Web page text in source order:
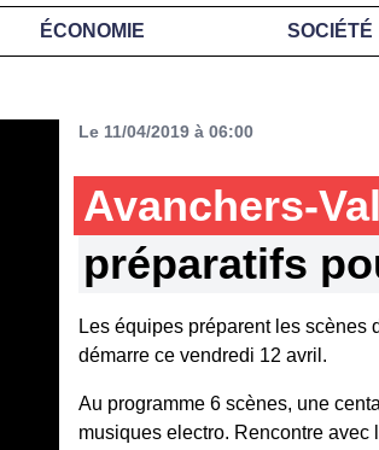
ÉCONOMIE SOCIÉTÉ
Le 11/04/2019 à 06:00
Avanchers-
préparatifs
Les équipes préparent les scènes
démarre ce vendredi 12 avril.
Au programme 6 scènes, une
musiques electro. Rencontre